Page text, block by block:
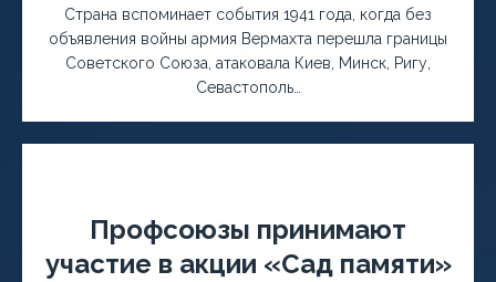
Страна вспоминает события 1941 года, когда без
объявления войны армия Вермахта перешла границы
Советского Союза, атаковала Киев, Минск, Ригу,
Севастополь…
Профсоюзы принимают
участие в акции «Сад памяти»